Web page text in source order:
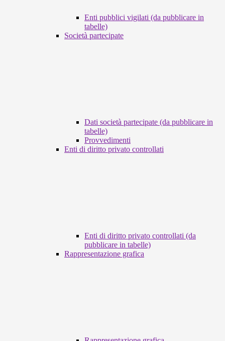
Enti pubblici vigilati (da pubblicare in
tabelle)
Società partecipate
Dati società partecipate (da pubblicare in
tabelle)
Provvedimenti
Enti di diritto privato controllati
Enti di diritto privato controllati (da
pubblicare in tabelle)
Rappresentazione grafica